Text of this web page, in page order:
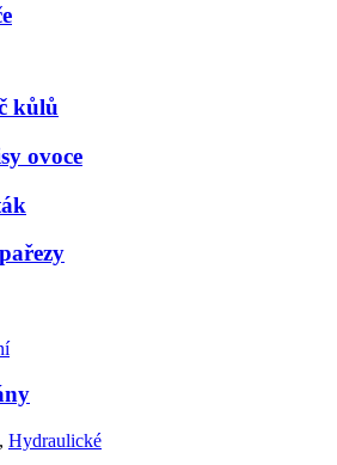
kůlů
ovoce
, Hydraulické